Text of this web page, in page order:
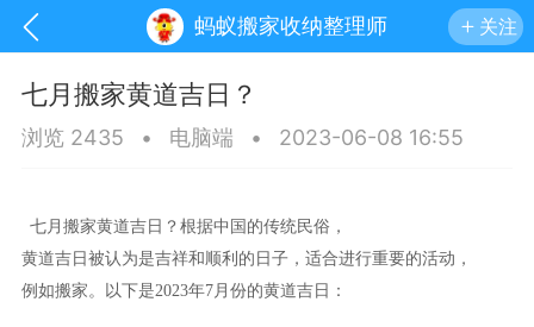
蚂蚁搬家收纳整理师 关注
七月搬家黄道吉日？
浏览 2435 • 电脑端 • 2023-06-08 16:55
七月搬家黄道吉日？根据中国的传统民俗，
黄道吉日被认为是吉祥和顺利的日子，适合进行重要的活动，
例如搬家。以下是2023年7月份的黄道吉日：